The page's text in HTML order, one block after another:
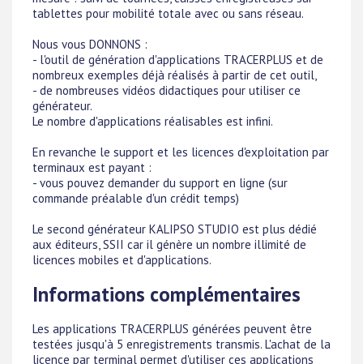
tablettes pour mobilité totale avec ou sans réseau.
Nous vous DONNONS :
- l'outil de génération d'applications TRACERPLUS et de
nombreux exemples déjà réalisés à partir de cet outil,
- de nombreuses vidéos didactiques pour utiliser ce
générateur.
Le nombre d'applications réalisables est infini.
En revanche le support et les licences d'exploitation par
terminaux est payant :
- vous pouvez demander du support en ligne (sur
commande préalable d'un crédit temps)
Le second générateur KALIPSO STUDIO est plus dédié
aux éditeurs, SSII car il génère un nombre illimité de
licences mobiles et d'applications.
Informations complémentaires
Les applications TRACERPLUS générées peuvent être
testées jusqu'à 5 enregistrements transmis. L'achat de la
licence par terminal permet d'utiliser ces applications